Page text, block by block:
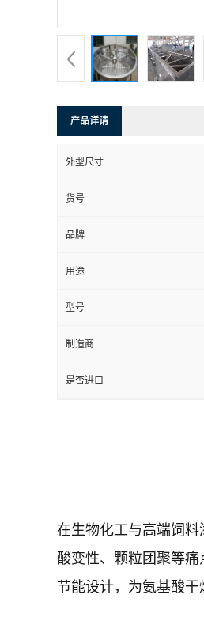
产品详请
外型尺寸
货号
品牌
用途
型号
制造商
是否进口
在生物化工与高端饲
酸变性、颗粒团聚等
节能设计，为氨基酸干